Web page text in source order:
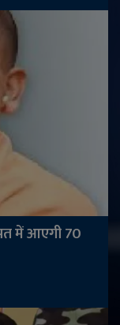
में आएगी 70